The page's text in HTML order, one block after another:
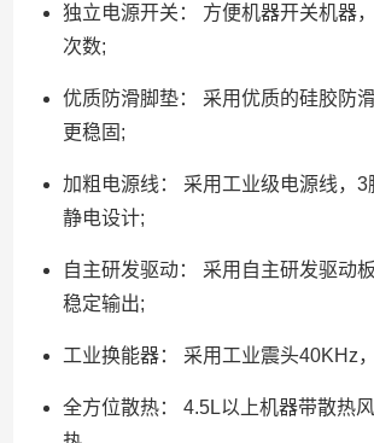
独立电源开关： 方便机器开关机器
次数;
优质防滑脚垫： 采用优质的硅胶防
更稳固;
加粗电源线： 采用工业级电源线，
静电设计;
自主研发驱动： 采用自主研发驱动
稳定输出;
工业换能器： 采用工业震头40KHz
全方位散热： 4.5L以上机器带散热